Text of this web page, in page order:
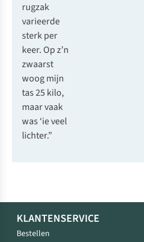
rugzak
varieerde
sterk per
keer. Op z’n
zwaarst
woog mijn
tas 25 kilo,
maar vaak
was ‘ie veel
lichter.”
KLANTENSERVICE
Bestellen